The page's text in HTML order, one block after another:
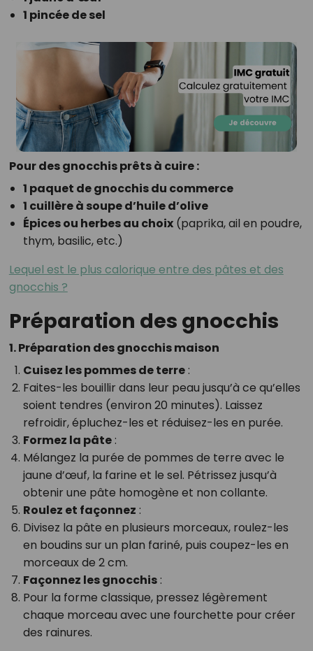
1 pincée de sel
Pour des gnocchis prêts à cuire :
1 paquet de gnocchis du commerce
1 cuillère à soupe d’huile d’olive
Épices ou herbes au choix(paprika, ail en poudre,
thym, basilic, etc.)
Lequel est le plus calorique entre des pâtes et des
gnocchis ?
Préparation des gnocchis
1. Préparation des gnocchis maison
Cuisez les pommes de terre:
Faites-les bouillir dans leur peau jusqu’à ce qu’elles
soient tendres (environ 20 minutes). Laissez
refroidir, épluchez-les et réduisez-les en purée.
Formez la pâte:
Mélangez la purée de pommes de terre avec le
jaune d’œuf, la farine et le sel. Pétrissez jusqu’à
obtenir une pâte homogène et non collante.
Roulez et façonnez :
Divisez la pâte en plusieurs morceaux, roulez-les
en boudins sur un plan fariné, puis coupez-les en
morceaux de 2 cm.
Façonnez les gnocchis:
Pour la forme classique, pressez légèrement
chaque morceau avec une fourchette pour créer
des rainures.